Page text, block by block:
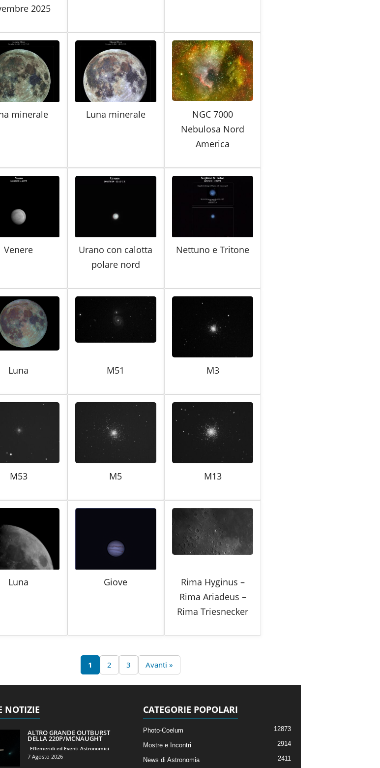
2025
minerale Luna minerale
NGC 7000
Nebulosa Nord
America
Venere
Urano con calotta
polare nord
Nettuno e Tritone
Luna M51 M3
M53 M5 M13
Luna Giove
Rima Hyginus –
Rima Ariadeus –
Rima Triesnecker
1 2 3 Avanti »
NOTIZIE
ALTRO GRANDE OUTBURST
DELLA 220P/MCNAUGHT
Effemeridi ed Eventi Astronomici
7 Agosto 2026
CATEGORIE POPOLARI
Photo-Coelum 12873
Mostre e Incontri 2914
News di Astronomia 2411